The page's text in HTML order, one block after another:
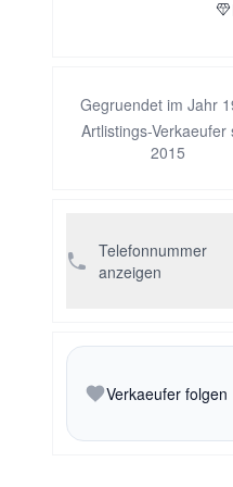
Gegruendet im Jahr
Artlistings-Verkaeufer
2015
Telefonnummer
anzeigen
Verkaeufer folgen